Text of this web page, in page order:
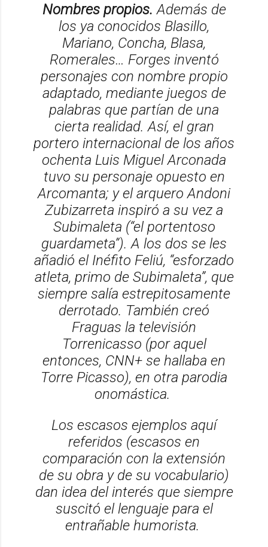
Nombres propios. Además de
los ya conocidos Blasillo,
Mariano, Concha, Blasa,
Romerales… Forges inventó
personajes con nombre propio
adaptado, mediante juegos de
palabras que partían de una
cierta realidad. Así, el gran
portero internacional de los años
ochenta Luis Miguel Arconada
tuvo su personaje opuesto en
Arcomanta; y el arquero Andoni
Zubizarreta inspiró a su vez a
Subimaleta (“el portentoso
guardameta”). A los dos se les
añadió el Inéfito Feliú, “esforzado
atleta, primo de Subimaleta”, que
siempre salía estrepitosamente
derrotado. También creó
Fraguas la televisión
Torrenicasso (por aquel
entonces, CNN+ se hallaba en
Torre Picasso), en otra parodia
onomástica.
Los escasos ejemplos aquí
referidos (escasos en
comparación con la extensión
de su obra y de su vocabulario)
dan idea del interés que siempre
suscitó el lenguaje para el
entrañable humorista.